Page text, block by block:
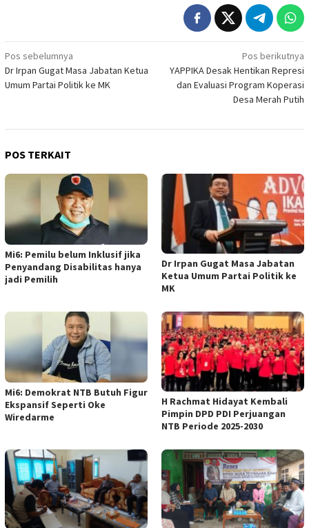
Navigasi
pos
Pos sebelumnya
Dr Irpan Gugat Masa Jabatan Ketua
Umum Partai Politik ke MK
Pos berikutnya
YAPPIKA Desak Hentikan Represi
dan Evaluasi Program Koperasi
Desa Merah Putih
POS TERKAIT
Mi6: Pemilu belum Inklusif jika
Penyandang Disabilitas hanya
jadi Pemilih
Dr Irpan Gugat Masa Jabatan
Ketua Umum Partai Politik ke
MK
Mi6: Demokrat NTB Butuh Figur
Ekspansif Seperti Oke
Wiredarme
H Rachmat Hidayat Kembali
Pimpin DPD PDI Perjuangan
NTB Periode 2025-2030